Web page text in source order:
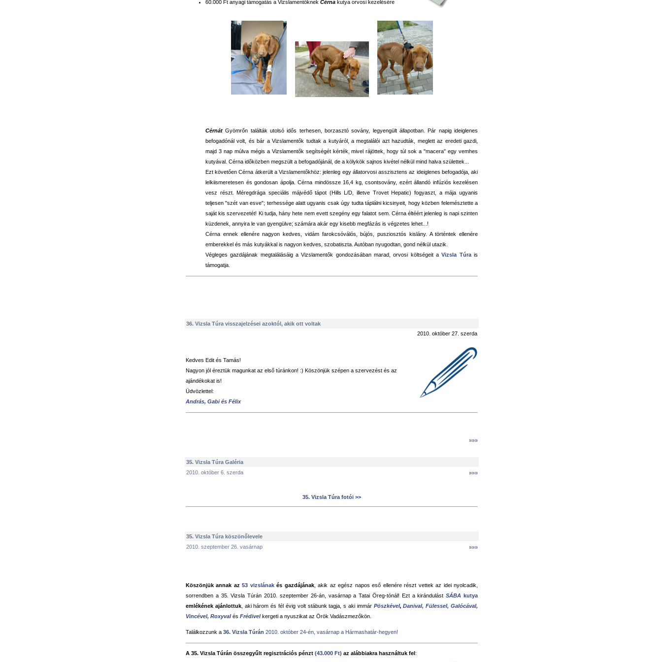
60.000 Ft anyagi támogatás a Vizslamentőknek Cérna kutya orvosi kezelésére
Cérnát Gyömrőn találták utolsó idős terhesen, borzasztó sovány, legyengült állapotban. Pár napig ideiglenes
befogadónál volt, és bár a Vizslamentők tudtak a kutyáról, a megtalálói azt hazudták, meglett az eredeti gazdi,
majd 3 nap múlva mégis a Vizslamentők segítségét kérték, mivel rájöttek, hogy túl sok a "macera" egy vemhes
kutyával. Cérna időközben megszült a befogadójánál, de a kölykök sajnos kivétel nélkül mind halva születtek...
Ezt követően Cérna átkerült a Vizslamentőkhöz: jelenleg egy állatorvosi asszisztens az ideiglenes befogadója, aki
lelkiismeretesen és gondosan ápolja. Cérna mindössze 16,4 kg, csontsovány, ezért állandó infúziós kezelésen
vesz részt. Méregdrága speciális májvédő tápot (Hills L/D, illetve Trovet Hepatic) fogyaszt, a mája ugyanis
teljesen "szét van esve"; terhessége alatt ugyanis csak úgy tudta táplálni kicsinyeit, hogy közben felemésztette a
saját kis szervezetét! Ki tudja, hány hete nem evett szegény egy falatot sem. Cérna éltéért jelenleg is napi szinten
küzdenek, annyira le van gyengülve; számára akár egy kisebb megfázás is végzetes lehet...!
Cérna ennek ellenére nagyon kedves, vidám farokcsóválós, bújós, pusziosztós kislány. A történtek ellenére
emberekkel és más kutyákkal is nagyon kedves, szobatiszta. Autóban nyugodtan, gond nélkül utazik.
Végleges gazdájának megtalálásáig a Vizslamentők gondozásában marad, orvosi költségeit aVizsla Túrais
támogatja.
36. Vizsla Túra visszajelzései azoktól, akik ott voltak
2010. október 27. szerda
Kedves Edit és Tamás!
Nagyon jól éreztük magunkat az első túránkon! :) Köszönjük szépen a szervezést és az
ajándékokat is!
Üdvözlettel:
András, Gabi és Félix
»»»
35. Vizsla Túra Galéria
2010. október 6. szerda
»»»
35. Vizsla Túra fotói >>
35. Vizsla Túra köszönőlevele
2010. szeptember 26. vasárnap
»»»
Köszönjük annak az53 vizslánakés gazdájának, akik az egész napos eső ellenére részt vettek az idei nyolcadik,
sorrendben a 35. Vizsla Túrán 2010. szeptember 26-án, vasárnap a Tatai Öreg-tónál! Ezt a kirándulástSÁBA kutya
emlékének ajánlottuk, aki három és fél évig volt stábunk tagja, s aki immár Pöszkével,Danival, Fülessel, Galócával,
Vincével, Roxyvalés Frédivelkergeti a nyuszikat az Örök Vadászmezőkön.
Találkozzunk a 36. Vizsla Túrán 2010. október 24-én, vasárnap a Hármashatár-hegyen!
A 35. Vizsla Túrán összegyűlt regisztrációs pénzt (43.000 Ft) az alábbiakra használtuk fel :